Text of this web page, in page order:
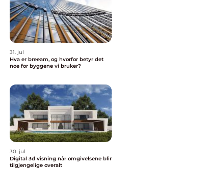
31. jul
Hva er breeam, og hvorfor betyr det
noe for byggene vi bruker?
30. jul
Digital 3d visning når omgivelsene blir
tilgjengelige overalt